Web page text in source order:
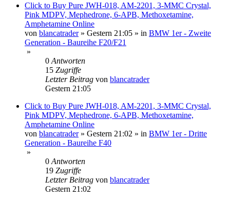
Click to Buy Pure JWH-018, AM-2201, 3-MMC Crystal,
Pink MDPV, Mephedrone, 6-APB, Methoxetamine,
Amphetamine Online
von blancatrader» Gestern 21:05 » in BMW 1er - Zweite
Generation - Baureihe F20/F21
»
0 Antworten
15 Zugriffe
Letzter Beitrag von blancatrader
Gestern 21:05
Click to Buy Pure JWH-018, AM-2201, 3-MMC Crystal,
Pink MDPV, Mephedrone, 6-APB, Methoxetamine,
Amphetamine Online
von blancatrader» Gestern 21:02 » in BMW 1er - Dritte
Generation - Baureihe F40
»
0 Antworten
19 Zugriffe
Letzter Beitrag von blancatrader
Gestern 21:02